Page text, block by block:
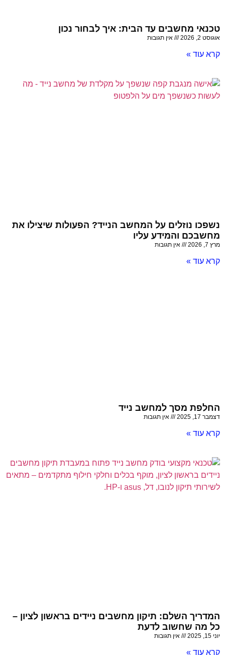
טכנאי מחשבים עד הבית: איך לבחור נכון
אוגוסט 2, 2026 אין תגובות
קרא עוד »
נשפכו נוזלים על המחשב הנייד? הפעולות שיצילו את
מחשבכם והמידע עליו
מרץ 7, 2026 אין תגובות
קרא עוד »
החלפת מסך למחשב נייד
דצמבר 17, 2025 אין תגובות
קרא עוד »
המדריך השלם: תיקון מחשבים ניידים בראשון לציון –
כל מה שחשוב לדעת
יוני 15, 2025 אין תגובות
קרא עוד »